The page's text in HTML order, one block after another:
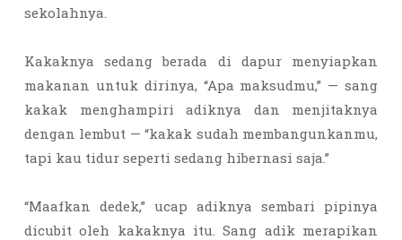
sekolahnya.
Kakaknya sedang berada di dapur menyiapkan
makanan untuk dirinya, “Apa maksudmu,” — sang
kakak menghampiri adiknya dan menjitaknya
dengan lembut — “kakak sudah membangunkanmu,
tapi kau tidur seperti sedang hibernasi saja.”
“Maafkan dedek,” ucap adiknya sembari pipinya
dicubit oleh kakaknya itu. Sang adik merapikan